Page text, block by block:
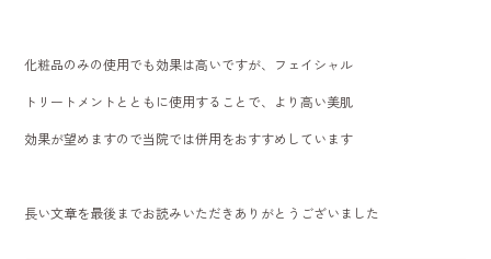
化粧品のみの使用でも効果は高いですが、フェイシャル
トリートメントとともに使用することで、より高い美肌
効果が望めますので当院では併用をおすすめしています
長い文章を最後までお読みいただきありがとうございました